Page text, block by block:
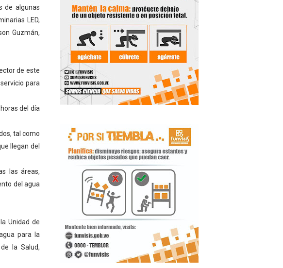
del municipio Libertador
de algunas
LED,
Guzmán,
de este
para
del día
tal como
llegan del
las áreas,
del agua
Unidad de
para la
la Salud,